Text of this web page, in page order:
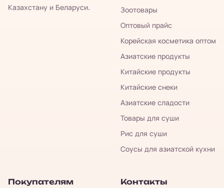
Казахстану и Беларуси.
Зоотовары
Оптовый прайс
Корейская косметика оптом
Азиатские продукты
Китайские продукты
Китайские снеки
Азиатские сладости
Товары для суши
Рис для суши
Соусы для азиатской кухни
Покупателям Контакты